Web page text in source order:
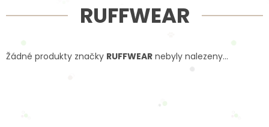
RUFFWEAR
Žádné produkty značky RUFFWEAR nebyly nalezeny...